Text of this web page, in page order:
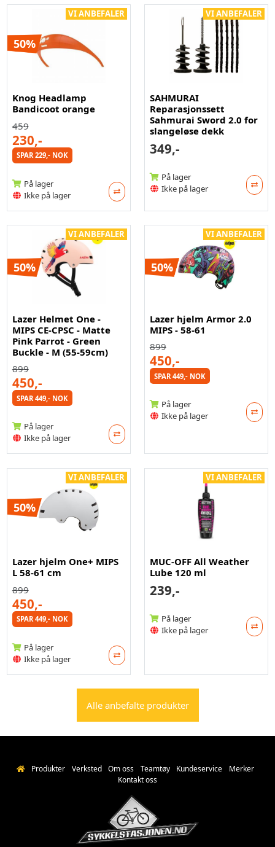
VI ANBEFALER
50%
Knog Headlamp
Bandicoot orange
459
230,-
SPAR 229,- NOK
På lager
Ikke på lager
VI ANBEFALER
SAHMURAI
Reparasjonssett
Sahmurai Sword 2.0 for
slangeløse dekk
349,-
På lager
Ikke på lager
VI ANBEFALER
50%
Lazer Helmet One -
MIPS CE-CPSC - Matte
Pink Parrot - Green
Buckle - M (55-59cm)
899
450,-
SPAR 449,- NOK
På lager
Ikke på lager
VI ANBEFALER
50%
Lazer hjelm Armor 2.0
MIPS - 58-61
899
450,-
SPAR 449,- NOK
På lager
Ikke på lager
VI ANBEFALER
50%
Lazer hjelm One+ MIPS
L 58-61 cm
899
450,-
SPAR 449,- NOK
På lager
Ikke på lager
VI ANBEFALER
MUC-OFF All Weather
Lube 120 ml
239,-
På lager
Ikke på lager
Alle anbefalte produkter
Produkter Verksted Om oss Teamtøy Kundeservice
Merker
Kontakt oss